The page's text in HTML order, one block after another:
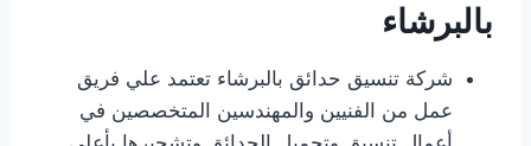
بالبرشاء
شركة تنسيق حدائق بالبرشاء تعتمد علي فريق
عمل من الفنيين والمهندسين المتخصصين في